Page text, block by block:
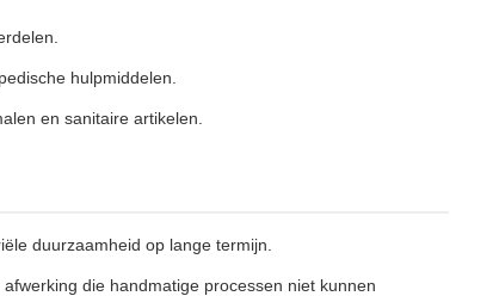
hulpmiddelen.
en sanitaire artikelen.
duurzaamheid op lange termijn.
die handmatige processen niet kunnen